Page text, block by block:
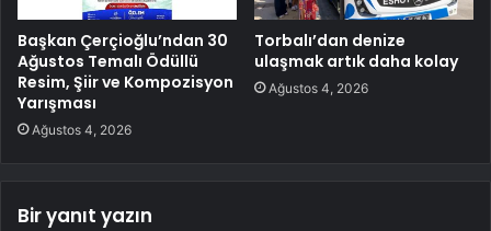
Başkan Çerçioğlu’ndan 30
Ağustos Temalı Ödüllü
Resim, Şiir ve Kompozisyon
Yarışması
Ağustos 4, 2026
Torbalı’dan denize
ulaşmak artık daha kolay
Ağustos 4, 2026
Bir yanıt yazın